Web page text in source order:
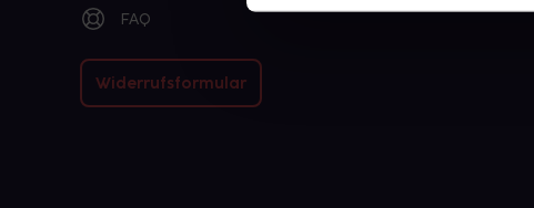
FAQ
Widerrufsformular